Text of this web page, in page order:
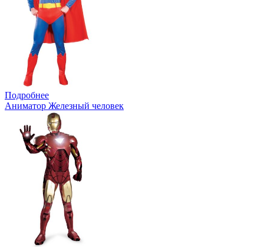
Подробнее
Аниматор Железный человек